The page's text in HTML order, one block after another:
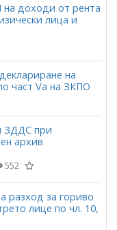
доходи от рента
лица и
на
част Vа на ЗКПО
ЗДДС при
архив
552
разход за гориво
лице по чл. 10,